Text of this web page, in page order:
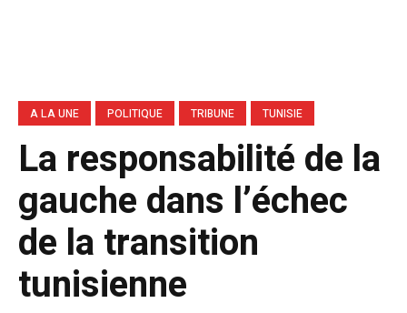
A LA UNE POLITIQUE TRIBUNE TUNISIE
La responsabilité de la
gauche dans l’échec
de la transition
tunisienne